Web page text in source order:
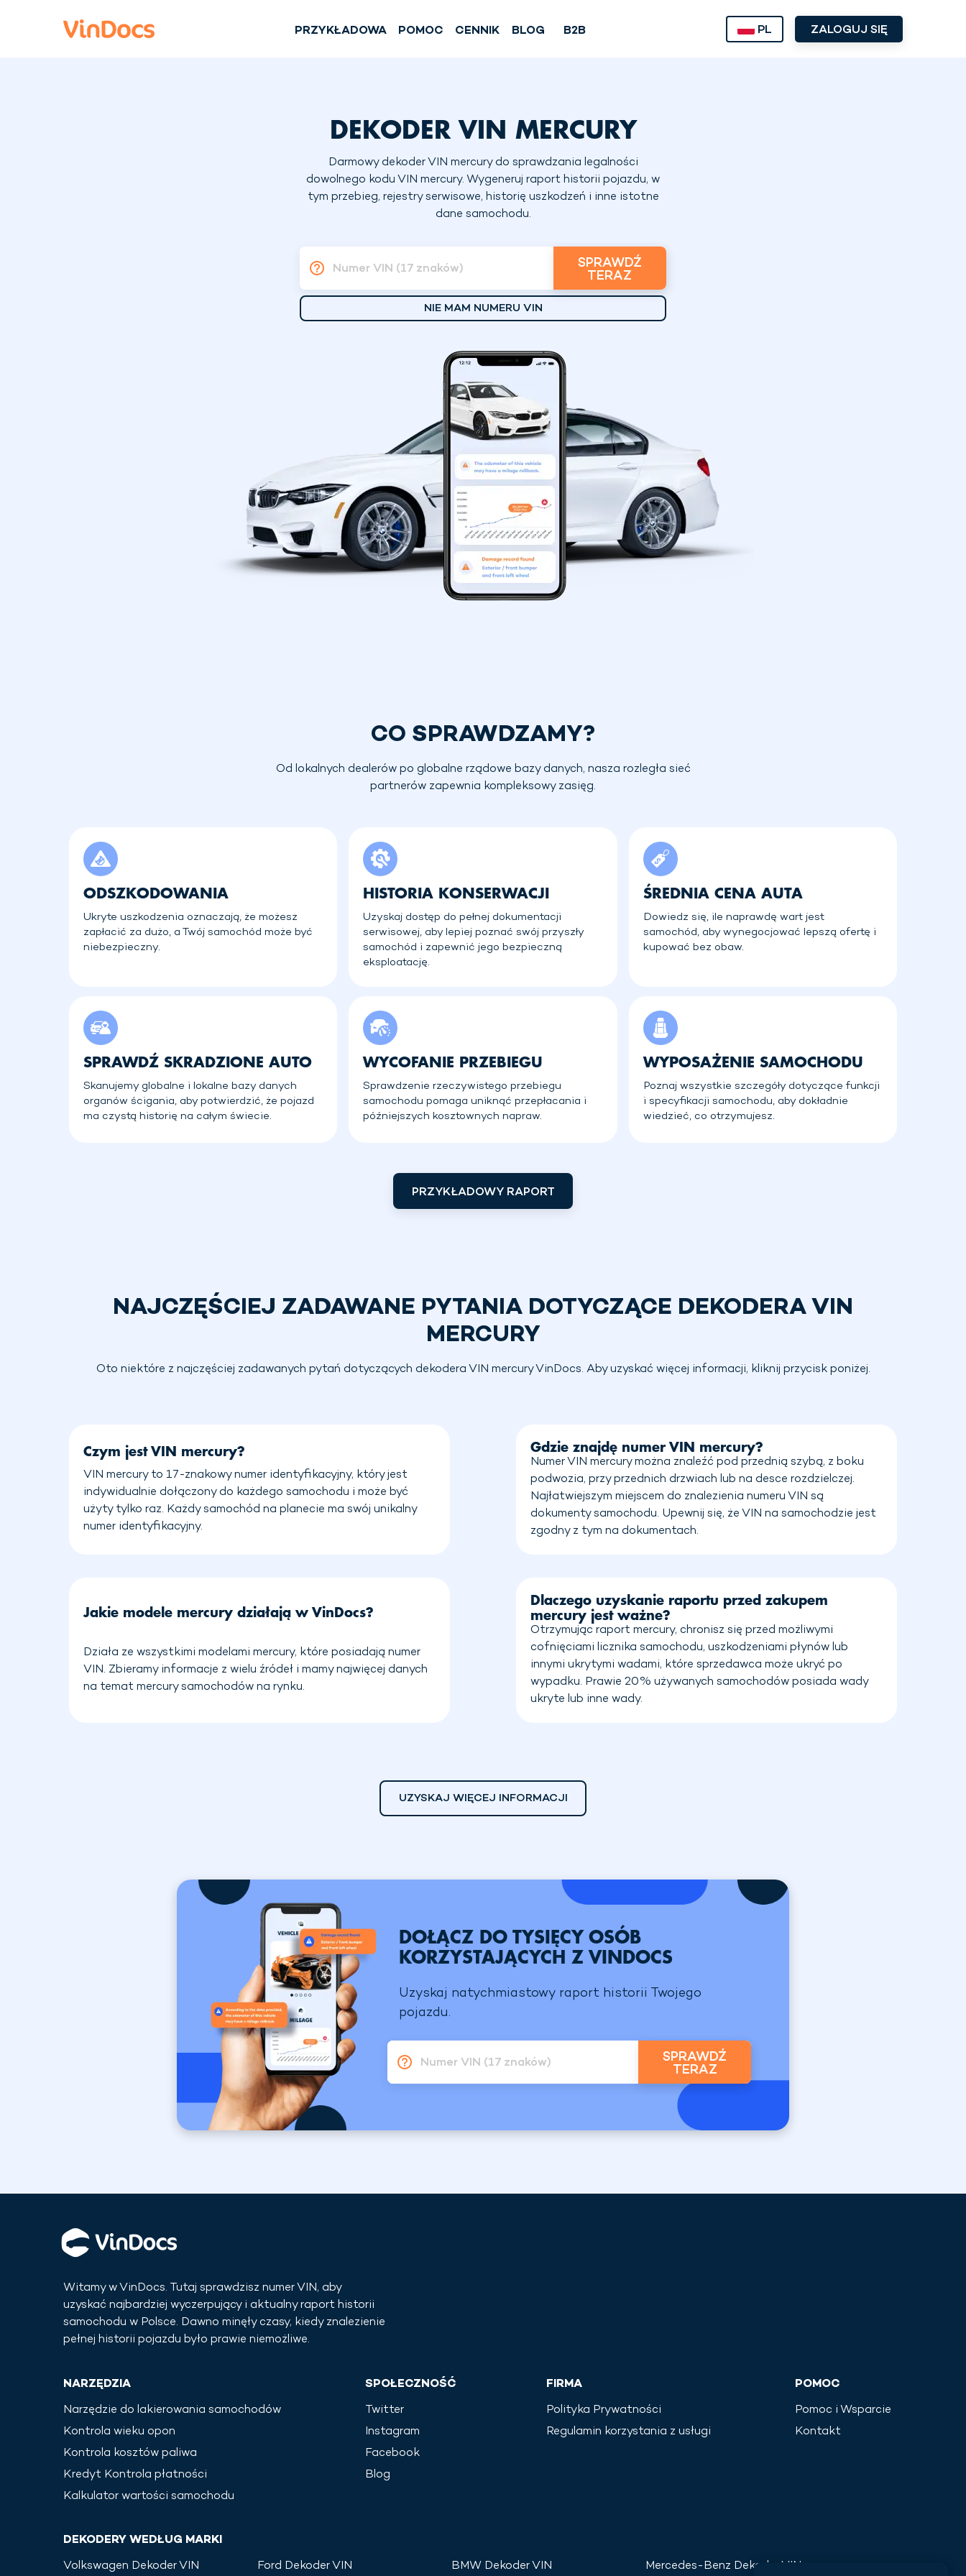
PRZYKŁADOWA POMOC CENNIK BLOG B2B PL ZALOGUJ SIĘ
DEKODER VIN MERCURY
Darmowy dekoder VIN mercury do sprawdzania legalności
dowolnego kodu VIN mercury. Wygeneruj raport historii pojazdu, w
tym przebieg, rejestry serwisowe, historię uszkodzeń i inne istotne
dane samochodu.
Numer VIN (17 znaków)
SPRAWDŹ
TERAZ
NIE MAM NUMERU VIN
CO SPRAWDZAMY?
Od lokalnych dealerów po globalne rządowe bazy danych, nasza rozległa sieć
partnerów zapewnia kompleksowy zasięg.
ODSZKODOWANIA
Ukryte uszkodzenia oznaczają, że możesz
zapłacić za dużo, a Twój samochód może być
niebezpieczny.
HISTORIA KONSERWACJI
Uzyskaj dostęp do pełnej dokumentacji
serwisowej, aby lepiej poznać swój przyszły
samochód i zapewnić jego bezpieczną
eksploatację.
ŚREDNIA CENA AUTA
Dowiedz się, ile naprawdę wart jest
samochód, aby wynegocjować lepszą ofertę i
kupować bez obaw.
SPRAWDŹ SKRADZIONE AUTO
Skanujemy globalne i lokalne bazy danych
organów ścigania, aby potwierdzić, że pojazd
ma czystą historię na całym świecie.
WYCOFANIE PRZEBIEGU
Sprawdzenie rzeczywistego przebiegu
samochodu pomaga uniknąć przepłacania i
późniejszych kosztownych napraw.
WYPOSAŻENIE SAMOCHODU
Poznaj wszystkie szczegóły dotyczące funkcji
i specyfikacji samochodu, aby dokładnie
wiedzieć, co otrzymujesz.
PRZYKŁADOWY RAPORT
NAJCZĘŚCIEJ ZADAWANE PYTANIA DOTYCZĄCE DEKODERA VIN
MERCURY
Oto niektóre z najczęściej zadawanych pytań dotyczących dekodera VIN mercury VinDocs. Aby uzyskać więcej informacji, kliknij przycisk poniżej.
Czym jest VIN mercury?
VIN mercury to 17-znakowy numer identyfikacyjny, który jest
indywidualnie dołączony do każdego samochodu i może być
użyty tylko raz. Każdy samochód na planecie ma swój unikalny
numer identyfikacyjny.
Gdzie znajdę numer VIN mercury?
Numer VIN mercury można znaleźć pod przednią szybą, z boku
podwozia, przy przednich drzwiach lub na desce rozdzielczej.
Najłatwiejszym miejscem do znalezienia numeru VIN są
dokumenty samochodu. Upewnij się, że VIN na samochodzie jest
zgodny z tym na dokumentach.
Jakie modele mercury działają w VinDocs?
Działa ze wszystkimi modelami mercury, które posiadają numer
VIN. Zbieramy informacje z wielu źródeł i mamy najwięcej danych
na temat mercury samochodów na rynku.
Dlaczego uzyskanie raportu przed zakupem
mercury jest ważne?
Otrzymując raport mercury, chronisz się przed możliwymi
cofnięciami licznika samochodu, uszkodzeniami płynów lub
innymi ukrytymi wadami, które sprzedawca może ukryć po
wypadku. Prawie 20% używanych samochodów posiada wady
ukryte lub inne wady.
UZYSKAJ WIĘCEJ INFORMACJI
DOŁĄCZ DO TYSIĘCY OSÓB
KORZYSTAJĄCYCH Z VINDOCS
Uzyskaj natychmiastowy raport historii Twojego
pojazdu.
Numer VIN (17 znaków)
SPRAWDŹ
TERAZ
Witamy w VinDocs. Tutaj sprawdzisz numer VIN, aby
uzyskać najbardziej wyczerpujący i aktualny raport historii
samochodu w Polsce. Dawno minęły czasy, kiedy znalezienie
pełnej historii pojazdu było prawie niemożliwe.
NARZĘDZIA
Narzędzie do lakierowania samochodów
Kontrola wieku opon
Kontrola kosztów paliwa
Kredyt Kontrola płatności
Kalkulator wartości samochodu
SPOŁECZNOŚĆ
Twitter
Instagram
Facebook
Blog
FIRMA
Polityka Prywatności
Regulamin korzystania z usługi
POMOC
Pomoc i Wsparcie
Kontakt
DEKODERY WEDŁUG MARKI
Volkswagen Dekoder VIN Ford Dekoder VIN BMW Dekoder VIN Mercedes-Benz Dekoder VIN